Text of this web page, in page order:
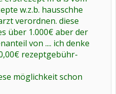
w.z.b. hausschhe
verordnen. diese
über 1.000€ aber der
von .... ich denke
rezeptgebühr-
möglichkeit schon